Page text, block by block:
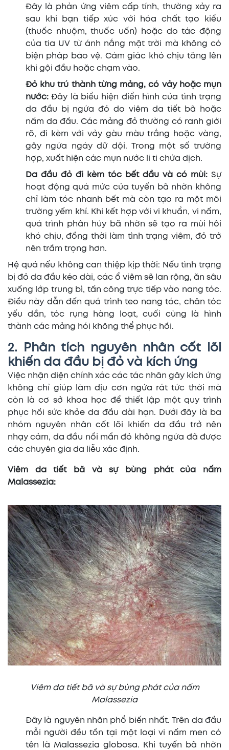
Đây là phản ứng viêm cấp tính, thường xảy ra
sau khi bạn tiếp xúc với hóa chất tạo kiểu
(thuốc nhuộm, thuốc uốn) hoặc do tác động
của tia UV từ ánh nắng mặt trời mà không có
biện pháp bảo vệ. Cảm giác khó chịu tăng lên
khi gội đầu hoặc chạm vào.
Đỏ khu trú thành từng mảng, có vảy hoặc mụn
nước: Đây là biểu hiện điển hình của tình trạng
da đầu bị ngứa đỏ do viêm da tiết bã hoặc
nấm da đầu. Các mảng đỏ thường có ranh giới
rõ, đi kèm với vảy gàu màu trắng hoặc vàng,
gây ngứa ngáy dữ dội. Trong một số trường
hợp, xuất hiện các mụn nước li ti chứa dịch.
Da đầu đỏ đi kèm tóc bết dầu và có mùi: Sự
hoạt động quá mức của tuyến bã nhờn không
chỉ làm tóc nhanh bết mà còn tạo ra một môi
trường yếm khí. Khi kết hợp với vi khuẩn, vi nấm,
quá trình phân hủy bã nhờn sẽ tạo ra mùi hôi
khó chịu, đồng thời làm tình trạng viêm, đỏ trở
nên trầm trọng hơn.
Hệ quả nếu không can thiệp kịp thời: Nếu tình trạng
bị đỏ da đầu kéo dài, các ổ viêm sẽ lan rộng, ăn sâu
xuống lớp trung bì, tấn công trực tiếp vào nang tóc.
Điều này dẫn đến quá trình teo nang tóc, chân tóc
yếu dần, tóc rụng hàng loạt, cuối cùng là hình
thành các mảng hói không thể phục hồi.
2. Phân tích nguyên nhân cốt lõi
khiến da đầu bị đỏ và kích ứng
Việc nhận diện chính xác các tác nhân gây kích ứng
không chỉ giúp làm dịu cơn ngứa rát tức thời mà
còn là cơ sở khoa học để thiết lập một quy trình
phục hồi sức khỏe da đầu dài hạn. Dưới đây là ba
nhóm nguyên nhân cốt lõi khiến da đầu trở nên
nhạy cảm, da đầu nổi mẩn đỏ không ngứa đã được
các chuyên gia da liễu xác định.
Viêm da tiết bã và sự bùng phát của nấm
Malassezia:
Viêm da tiết bã và sự bùng phát của nấm
Malassezia
Đây là nguyên nhân phổ biến nhất. Trên da đầu
mỗi người đều tồn tại một loại vi nấm men có
tên là Malassezia globosa. Khi tuyến bã nhờn